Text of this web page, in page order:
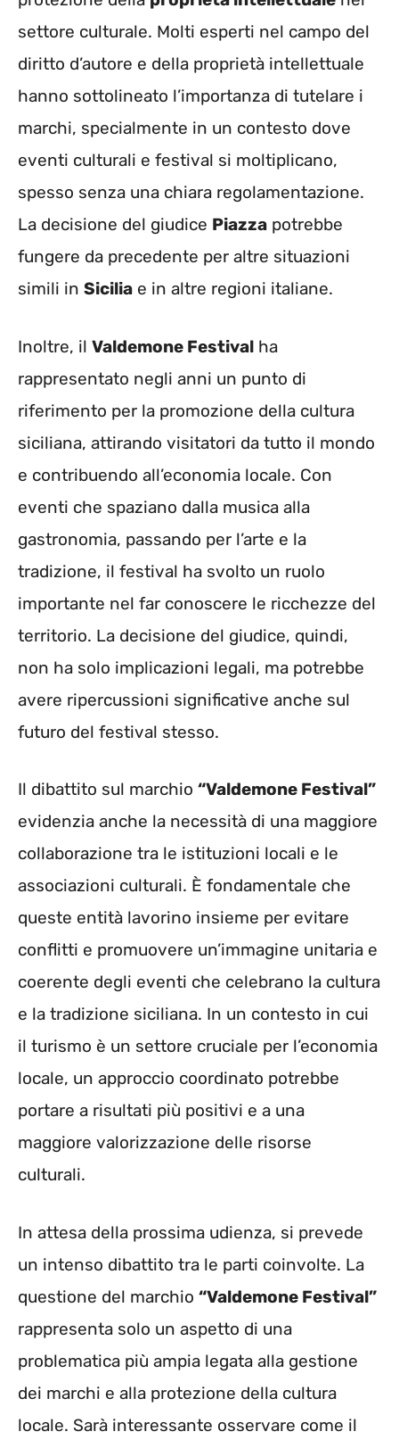
settore culturale. Molti esperti nel campo del
diritto d’autore e della proprietà intellettuale
hanno sottolineato l’importanza di tutelare i
marchi, specialmente in un contesto dove
eventi culturali e festival si moltiplicano,
spesso senza una chiara regolamentazione.
La decisione del giudice Piazza potrebbe
fungere da precedente per altre situazioni
simili in Sicilia e in altre regioni italiane.
Inoltre, il Valdemone Festival ha
rappresentato negli anni un punto di
riferimento per la promozione della cultura
siciliana, attirando visitatori da tutto il mondo
e contribuendo all’economia locale. Con
eventi che spaziano dalla musica alla
gastronomia, passando per l’arte e la
tradizione, il festival ha svolto un ruolo
importante nel far conoscere le ricchezze del
territorio. La decisione del giudice, quindi,
non ha solo implicazioni legali, ma potrebbe
avere ripercussioni significative anche sul
futuro del festival stesso.
Il dibattito sul marchio “Valdemone Festival”
evidenzia anche la necessità di una maggiore
collaborazione tra le istituzioni locali e le
associazioni culturali. È fondamentale che
queste entità lavorino insieme per evitare
conflitti e promuovere un’immagine unitaria e
coerente degli eventi che celebrano la cultura
e la tradizione siciliana. In un contesto in cui
il turismo è un settore cruciale per l’economia
locale, un approccio coordinato potrebbe
portare a risultati più positivi e a una
maggiore valorizzazione delle risorse
culturali.
In attesa della prossima udienza, si prevede
un intenso dibattito tra le parti coinvolte. La
questione del marchio “Valdemone Festival”
rappresenta solo un aspetto di una
problematica più ampia legata alla gestione
dei marchi e alla protezione della cultura
locale. Sarà interessante osservare come il